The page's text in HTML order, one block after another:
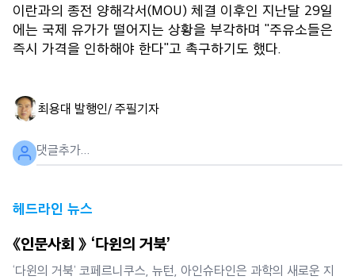
이란과의 종전 양해각서(MOU) 체결 이후인 지난달 29일
에는 국제 유가가 떨어지는 상황을 부각하며 "주유소들은
즉시 가격을 인하해야 한다"고 촉구하기도 했다.
최용대 발행인/ 주필기자
헤드라인 뉴스
《인문사회 》 ‘다윈의 거북’
‘다윈의 거북’ 코페르니쿠스, 뉴턴, 아인슈타인은 과학의 새로운 지